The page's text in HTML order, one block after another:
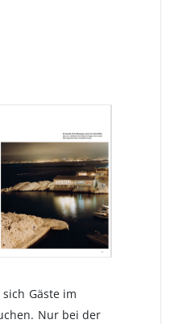
Gäste im
Nur bei der